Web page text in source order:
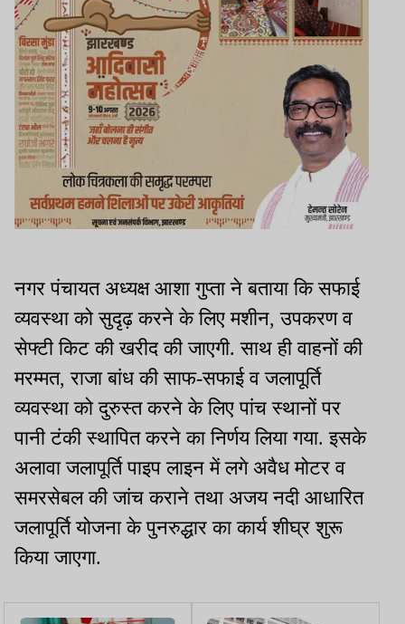
नगर पंचायत अध्यक्ष आशा गुप्ता ने बताया कि सफाई
व्यवस्था को सुदृढ़ करने के लिए मशीन, उपकरण व
सेफ्टी किट की खरीद की जाएगी. साथ ही वाहनों की
मरम्मत, राजा बांध की साफ-सफाई व जलापूर्ति
व्यवस्था को दुरुस्त करने के लिए पांच स्थानों पर
पानी टंकी स्थापित करने का निर्णय लिया गया. इसके
अलावा जलापूर्ति पाइप लाइन में लगे अवैध मोटर व
समरसेबल की जांच कराने तथा अजय नदी आधारित
जलापूर्ति योजना के पुनरुद्धार का कार्य शीघ्र शुरू
किया जाएगा.